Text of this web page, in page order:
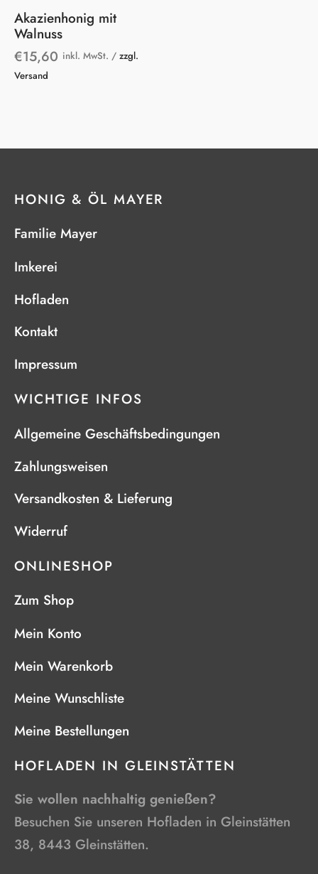
Akazienhonig mit
Walnuss
€15,60 inkl. MwSt. / zzgl.
Versand
HOFLADEN IN GLEINSTÄTTEN
Sie wollen nachhaltig genießen?
Besuchen Sie unseren Hofladen in Gleinstätten
38, 8443 Gleinstätten.
WICHTIGE INFOS
Allgemeine Geschäftsbedingungen
Zahlungsweisen
Versandkosten & Lieferung
Widerruf
ONLINESHOP
Zum Shop
Mein Konto
Mein Warenkorb
Meine Wunschliste
Meine Bestellungen
HONIG & ÖL MAYER
Familie Mayer
Imkerei
Hofladen
Kontakt
Impressum